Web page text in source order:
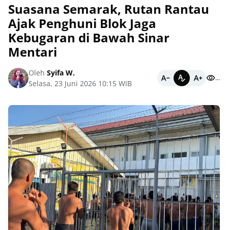
Suasana Semarak, Rutan Rantau
Ajak Penghuni Blok Jaga
Kebugaran di Bawah Sinar
Mentari
Oleh Syifa W.
Selasa, 23 Juni 2026 10:15 WIB
...